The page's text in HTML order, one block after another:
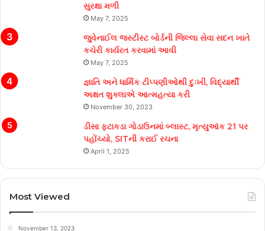
સુરક્ષા મળી
May 7, 2025
જુવેનાઈલ જસ્ટીસ્ટ બોર્ડની જિલ્લા સેવા સદન ખાતે
કચેરી કાર્યરત કરવામાં આવી
May 7, 2025
જ્ઞાતિ અને ધાર્મિક ટીપ્પણીઓથી દુઃખી, વિદ્યાર્થી
અક્ષત શુક્લાએ આત્મહત્યા કરી
November 30, 2023
ડીસા ફટાકડા ગોડાઉનમાં બ્લાસ્ટ, મૃત્યુઆંક 21 પર
પહોંચ્યો, SITની કરાઈ રચના
April 1, 2025
Most Viewed
November 13, 2023